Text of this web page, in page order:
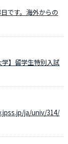
です。海外からの
】留学生特別入試
ja/univ/314/